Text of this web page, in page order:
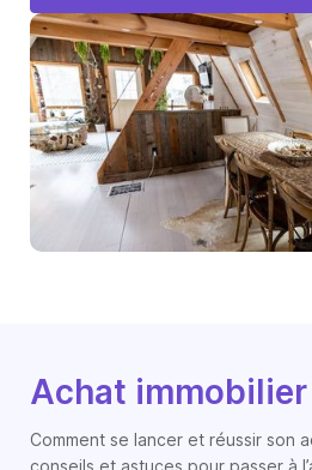
Achat immobilier
Comment se lancer et réussir son
conseils et astuces pour passer à